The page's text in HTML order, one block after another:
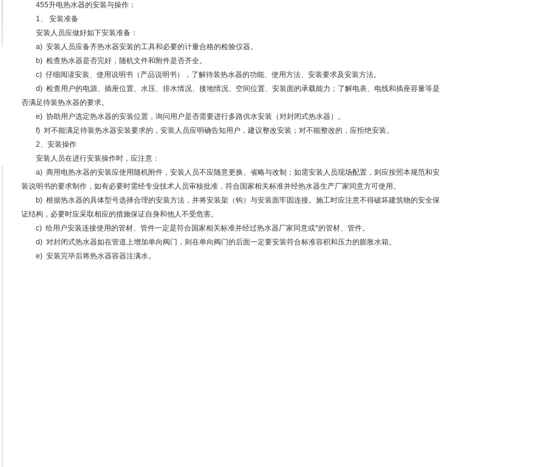
455升电热水器的安装与操作：
1、 安装准备
安装人员应做好如下安装准备：
a) 安装人员应备齐热水器安装的工具和必要的计量合格的检验仪器。
b) 检查热水器是否完好，随机文件和附件是否齐全。
c) 仔细阅读安装、使用说明书（产品说明书），了解待装热水器的功能、使用方法、安装要求及安装方法。
d) 检查用户的电源、插座位置、水压、排水情况、接地情况、空间位置、安装面的承载能力；了解电表、电线和插座容量等是
否满足待装热水器的要求。
e) 协助用户选定热水器的安装位置，询问用户是否需要进行多路供水安装（对封闭式热水器）。
f) 对不能满足待装热水器安装要求的，安装人员应明确告知用户，建议整改安装；对不能整改的，应拒绝安装。
2、安装操作
安装人员在进行安装操作时，应注意：
a) 商用电热水器的安装应使用随机附件，安装人员不应随意更换、省略与改制；如需安装人员现场配置，则应按照本规范和安
装说明书的要求制作，如有必要时需经专业技术人员审核批准，符合国家相关标准并经热水器生产厂家同意方可使用。
b) 根据热水器的具体型号选择合理的安装方法，并将安装架（钩）与安装面牢固连接。施工时应注意不得破坏建筑物的安全保
证结构，必要时应采取相应的措施保证自身和他人不受危害。
c) 给用户安装连接使用的管材、管件一定是符合国家相关标准并经过热水器厂家同意或*的管材、管件。
d) 对封闭式热水器如在管道上增加单向阀门，则在单向阀门的后面一定要安装符合标准容积和压力的膨胀水箱。
e) 安装完毕后将热水器容器注满水。